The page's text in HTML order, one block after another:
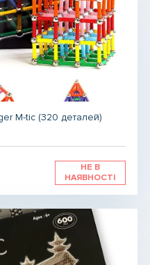
M-tic (320 деталей)
НЕ В
НАЯВНОСТІ